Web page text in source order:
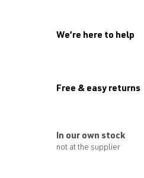
o
n
l
We’re here to help
Free & easy returns
In our own stock
not at the supplier